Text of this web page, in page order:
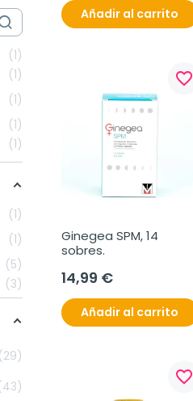
1
1
1
1
1
1
1
5
3
29
43
Añadir al carrito
favorite_border
Ginegea SPM, 14
sobres.
14,99 €
Añadir al carrito
favorite_border